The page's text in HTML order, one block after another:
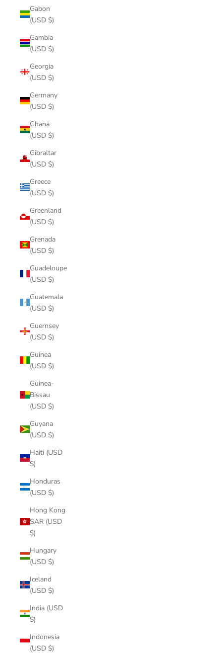
Gabon
(USD $)
Gambia
(USD $)
Georgia
(USD $)
Germany
(USD $)
Ghana
(USD $)
Gibraltar
(USD $)
Greece
(USD $)
Greenland
(USD $)
Grenada
(USD $)
Guadeloupe
(USD $)
Guatemala
(USD $)
Guernsey
(USD $)
Guinea
(USD $)
Guinea-
Bissau
(USD $)
Guyana
(USD $)
Haiti (USD
$)
Honduras
(USD $)
Hong Kong
SAR (USD
$)
Hungary
(USD $)
Iceland
(USD $)
India (USD
$)
Indonesia
(USD $)